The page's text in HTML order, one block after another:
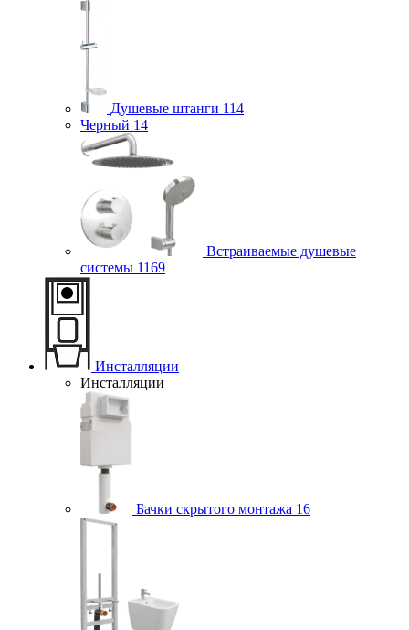
Душевые штанги 114
Черный 14
Встраиваемые душевые
системы 1169
Инсталляции
Инсталляции
Бачки скрытого монтажа 16